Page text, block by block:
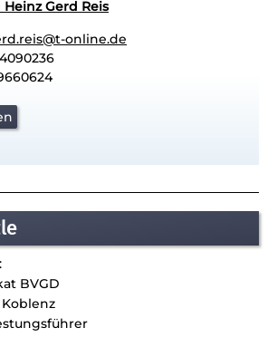
Gerd Reis
online.de
:
BVGD